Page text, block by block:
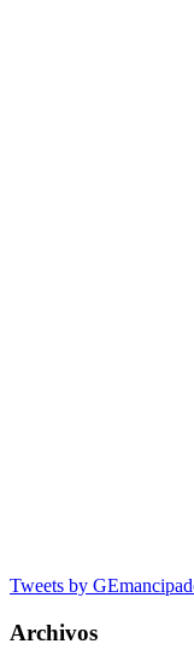
Tweets by
Archivos